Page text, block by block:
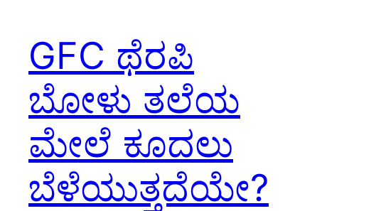
GFC ಥೆರಪಿ
ಬೋಳು ತಲೆಯ
ಮೇಲೆ ಕೂದಲು
ಬೆಳೆಯುತ್ತದೆಯೇ?